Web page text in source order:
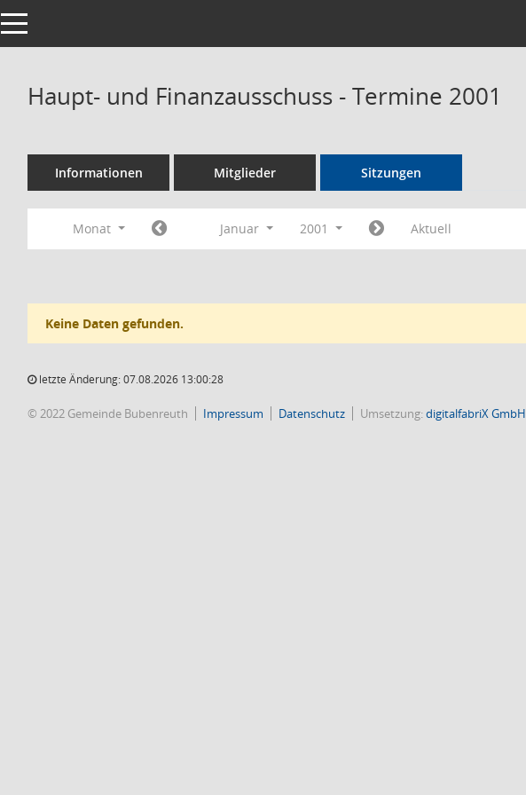
Toggle navigation
Haupt- und Finanzausschuss - Termine 2001
Informationen Mitglieder Sitzungen
Monat Januar 2001 Aktuell
Keine Daten gefunden.
letzte Änderung: 07.08.2026 13:00:28
© 2022 Gemeinde Bubenreuth Impressum Datenschutz Umsetzung:digitalfabriX GmbH